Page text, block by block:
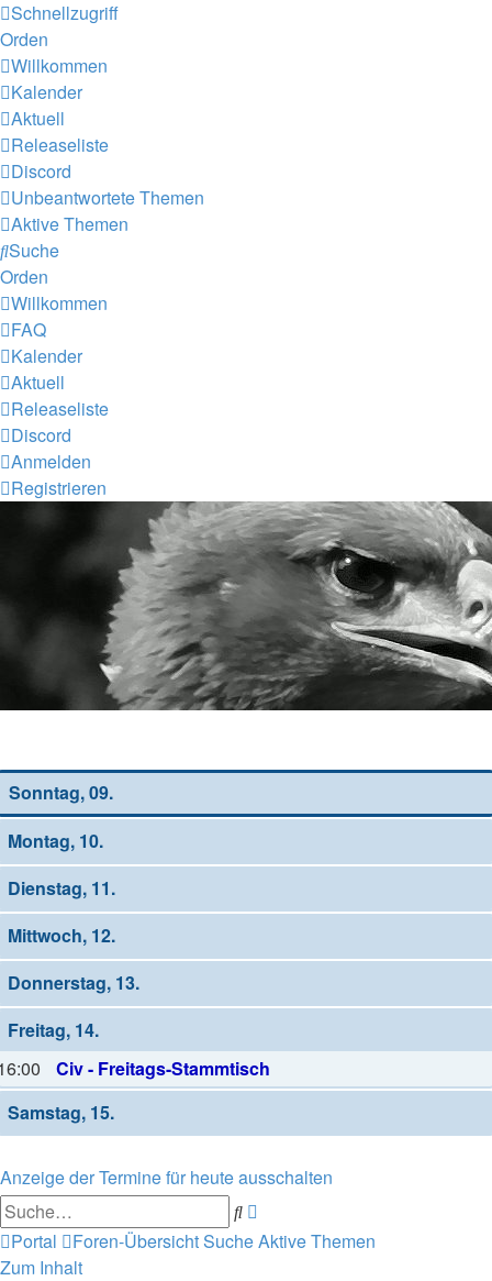
Schnellzugriff
Orden
Willkommen
Kalender
Aktuell
Releaseliste
Discord
Unbeantwortete Themen
Aktive Themen
Suche
Orden
Willkommen
FAQ
Kalender
Aktuell
Releaseliste
Discord
Anmelden
Registrieren
Sonntag, 09.
Montag, 10.
Dienstag, 11.
Mittwoch, 12.
Donnerstag, 13.
Freitag, 14.
Civ - Freitags-Stammtisch
Samstag, 15.
Anzeige der Termine für heute ausschalten
Suche
Suche
Portal Foren-ÜbersichtSucheAktive Themen
Zum Inhalt